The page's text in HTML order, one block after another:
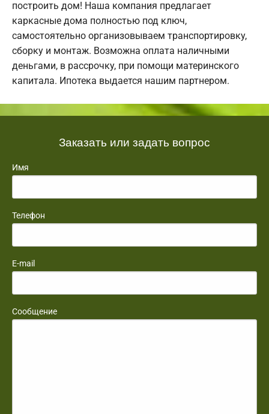
построить дом! Наша компания предлагает
каркасные дома полностью под ключ,
самостоятельно организовываем транспортировку,
сборку и монтаж. Возможна оплата наличными
деньгами, в рассрочку, при помощи материнского
капитала. Ипотека выдается нашим партнером.
Заказать или задать вопрос
Имя
Телефон
E-mail
Сообщение